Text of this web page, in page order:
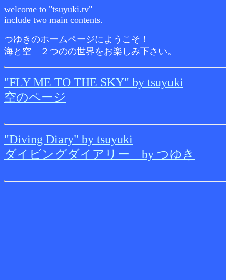
welcome to "tsuyuki.tv"
include two main contents.
つゆきのホームページにようこそ！
海と空 ２つのの世界をお楽しみ下さい。
"FLY ME TO THE SKY" by tsuyuki
空のページ
"Diving Diary" by tsuyuki
ダイビングダイアリー by つゆき